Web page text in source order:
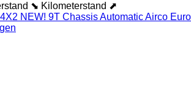
⬊ Kilometerstand ⬈